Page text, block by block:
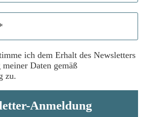
ich dem Erhalt des Newsletters
Daten gemäß
zu.